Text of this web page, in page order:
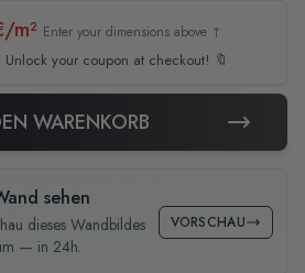
m² Enter your dimensions above ↑
Unlock your coupon at checkout! 🔖
WARENKORB
sehen
dieses Wandbildes
— in 24h.
VORSCHAU